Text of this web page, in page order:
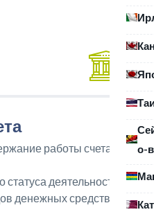
о-
работы счета в
деятельности
денежных средств на